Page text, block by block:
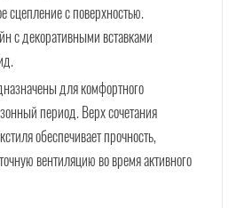
сцепление с поверхностью.
с декоративными вставками
для комфортного
период. Верх сочетания
обеспечивает прочность,
вентиляцию во время активного